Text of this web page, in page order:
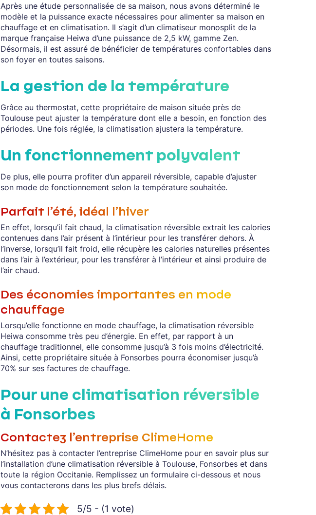
Après une étude personnalisée de sa maison, nous avons déterminé le
modèle et la puissance exacte nécessaires pour alimenter sa maison en
chauffage et en climatisation. Il s’agit d’un climatiseur monosplit de la
marque française Heiwa d’une puissance de 2,5 kW, gamme Zen.
Désormais, il est assuré de bénéficier de températures confortables dans
son foyer en toutes saisons.
La gestion de la température
Grâce au thermostat, cette propriétaire de maison située près de
Toulouse peut ajuster la température dont elle a besoin, en fonction des
périodes. Une fois réglée, la climatisation ajustera la température.
Un fonctionnement polyvalent
De plus, elle pourra profiter d’un appareil réversible, capable d’ajuster
son mode de fonctionnement selon la température souhaitée.
Parfait l’été, idéal l’hiver
En effet, lorsqu’il fait chaud, la climatisation réversible extrait les calories
contenues dans l’air présent à l’intérieur pour les transférer dehors. À
l’inverse, lorsqu’il fait froid, elle récupère les calories naturelles présentes
dans l’air à l’extérieur, pour les transférer à l’intérieur et ainsi produire de
l’air chaud.
Des économies importantes en mode
chauffage
Lorsqu’elle fonctionne en mode chauffage, la climatisation réversible
Heiwa consomme très peu d’énergie. En effet, par rapport à un
chauffage traditionnel, elle consomme jusqu’à 3 fois moins d’électricité.
Ainsi, cette propriétaire située à Fonsorbes pourra économiser jusqu’à
70% sur ses factures de chauffage.
Pour une climatisation réversible
à Fonsorbes
Contactez l’entreprise ClimeHome
N’hésitez pas à contacter l’entreprise ClimeHome pour en savoir plus sur
l’installation d’une climatisation réversible à Toulouse, Fonsorbes et dans
toute la région Occitanie. Remplissez un formulaire ci-dessous et nous
vous contacterons dans les plus brefs délais.
5/5 - (1 vote)